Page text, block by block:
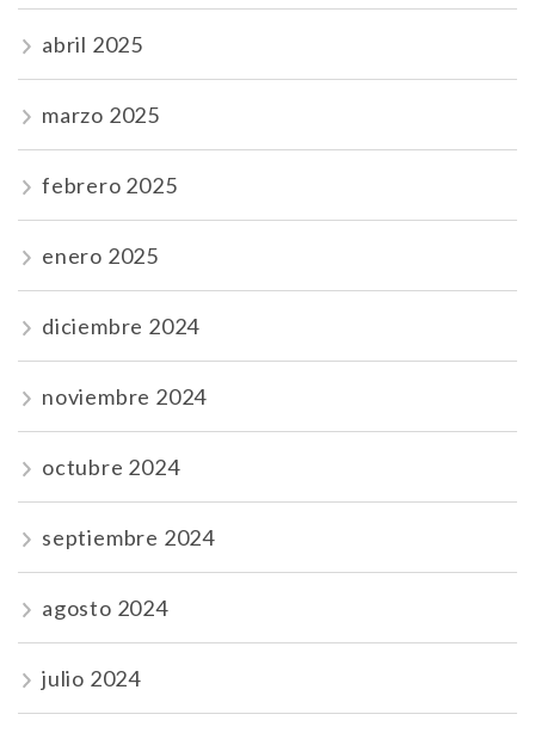
abril 2025
marzo 2025
febrero 2025
enero 2025
diciembre 2024
noviembre 2024
octubre 2024
septiembre 2024
agosto 2024
julio 2024